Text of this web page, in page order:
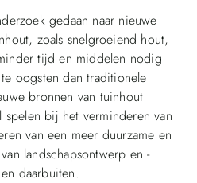
gedaan naar nieuwe
zoals snelgroeiend hout,
tijd en middelen nodig
oogsten dan traditionele
bronnen van tuinhout
bij het verminderen van
van een meer duurzame en
landschapsontwerp en -
daarbuiten.